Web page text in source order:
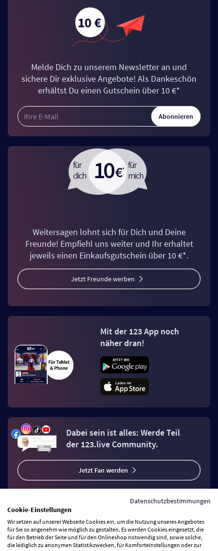
Melde Dich zu unserem Newsletter an und
sichere Dir exklusive Angebote! Als Dankeschön
erhältst Du einen Gutschein über 10 €*
Abonnieren
Weitersagen lohnt sich für Dich und Deine
Freunde! Empfiehl uns weiter und Ihr erhaltet
jeweils einen Einkaufsgutschein über 10 €*.
Jetzt Freunde werben
Mit der 123 App noch
näher dran!
Dabei sein ist alles: Werde Teil
der 123.live Community.
Jetzt Fan werden
Vertrag widerrufen
Datenschutzbestimmungen
Cookie-Einstellungen
Wir setzen auf unserer Webseite Cookies ein, um die Nutzung unseres Angebotes
für Sie so angenehm wie möglich zu gestalten. Es werden Cookies eingesetzt, die
für den Betrieb der Seite und für den Onlineshop notwendig sind, sowie solche,
die lediglich zu anonymen Statistikzwecken, für Komforteinstellungen oder zur